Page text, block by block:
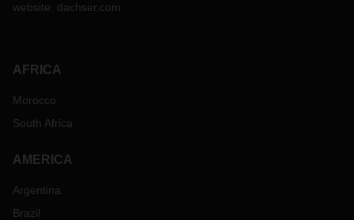
website: dachser.com
AFRICA
Morocco
South Africa
AMERICA
Argentina
Brazil